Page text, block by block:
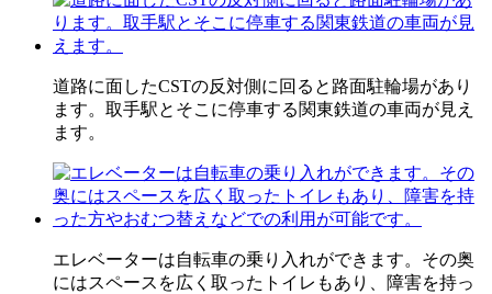
道路に面したCSTの反対側に回ると路面駐輪場があり
ます。取手駅とそこに停車する関東鉄道の車両が見え
ます。
エレベーターは自転車の乗り入れができます。その奥
にはスペースを広く取ったトイレもあり、障害を持っ